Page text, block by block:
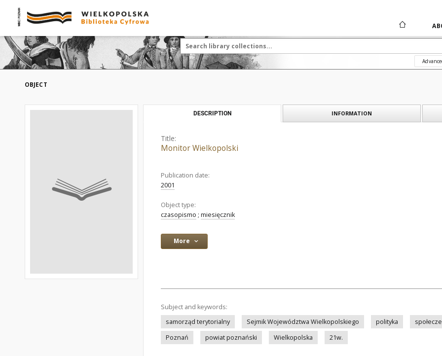
OBJECT
DESCRIPTION INFORMATION
Title:
Monitor Wielkopolski
Publication date:
2001
Object type:
czasopismo ; miesięcznik
More
Subject and keywords:
samorząd terytorialny
Sejmik Województwa Wielkopolskiego polityka
Poznań
powiat poznański Wielkopolska 21w.